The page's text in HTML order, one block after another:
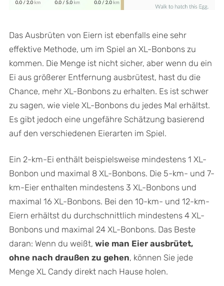
Das Ausbrüten von Eiern ist ebenfalls eine sehr
effektive Methode, um im Spiel an XL-Bonbons zu
kommen. Die Menge ist nicht sicher, aber wenn du ein
Ei aus größerer Entfernung ausbrütest, hast du die
Chance, mehr XL-Bonbons zu erhalten. Es ist schwer
zu sagen, wie viele XL-Bonbons du jedes Mal erhältst.
Es gibt jedoch eine ungefähre Schätzung basierend
auf den verschiedenen Eierarten im Spiel.
Ein 2-km-Ei enthält beispielsweise mindestens 1 XL-
Bonbon und maximal 8 XL-Bonbons. Die 5-km- und 7-
km-Eier enthalten mindestens 3 XL-Bonbons und
maximal 16 XL-Bonbons. Bei den 10-km- und 12-km-
Eiern erhältst du durchschnittlich mindestens 4 XL-
Bonbons und maximal 24 XL-Bonbons. Das Beste
daran: Wenn du weißt, wie man Eier ausbrütet,
ohne nach draußen zu gehen, können Sie jede
Menge XL Candy direkt nach Hause holen.